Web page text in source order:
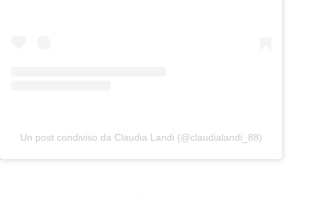
Un post condiviso da Claudia Landi (@claudialandi_88)